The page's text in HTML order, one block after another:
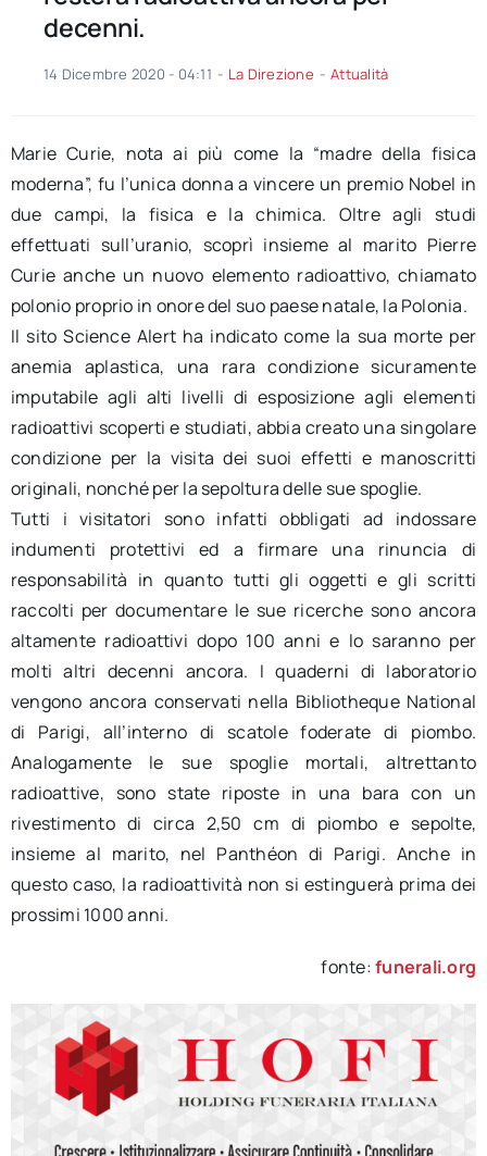
decenni.
14 Dicembre 2020 - 04:11 - La Direzione - Attualità
Marie Curie, nota ai più come la “madre della fisica
moderna”, fu l’unica donna a vincere un premio Nobel in
due campi, la fisica e la chimica. Oltre agli studi
effettuati sull’uranio, scoprì insieme al marito Pierre
Curie anche un nuovo elemento radioattivo, chiamato
polonio proprio in onore del suo paese natale, la Polonia.
Il sito Science Alert ha indicato come la sua morte per
anemia aplastica, una rara condizione sicuramente
imputabile agli alti livelli di esposizione agli elementi
radioattivi scoperti e studiati, abbia creato una singolare
condizione per la visita dei suoi effetti e manoscritti
originali, nonché per la sepoltura delle sue spoglie.
Tutti i visitatori sono infatti obbligati ad indossare
indumenti protettivi ed a firmare una rinuncia di
responsabilità in quanto tutti gli oggetti e gli scritti
raccolti per documentare le sue ricerche sono ancora
altamente radioattivi dopo 100 anni e lo saranno per
molti altri decenni ancora. I quaderni di laboratorio
vengono ancora conservati nella Bibliotheque National
di Parigi, all’interno di scatole foderate di piombo.
Analogamente le sue spoglie mortali, altrettanto
radioattive, sono state riposte in una bara con un
rivestimento di circa 2,50 cm di piombo e sepolte,
insieme al marito, nel Panthéon di Parigi. Anche in
questo caso, la radioattività non si estinguerà prima dei
prossimi 1000 anni.
fonte:funerali.org